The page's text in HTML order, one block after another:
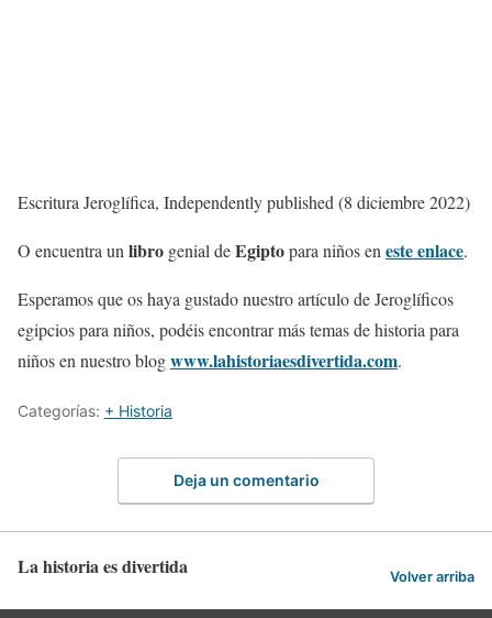
Escritura Jeroglífica, Independently published (8 diciembre 2022)
O encuentra unlibro genial deEgiptopara niños eneste enlace.
Esperamos que os haya gustado nuestro artículo de Jeroglíficos
egipcios para niños, podéis encontrar más temas de historia para
niños en nuestro blogwww.lahistoriaesdivertida.com.
Categorías: + Historia
Deja un comentario
La historia es divertida Volver arriba